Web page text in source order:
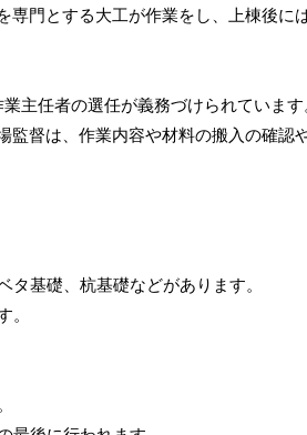
専門とする大工が作業をし、上棟後に
主任者の選任が義務づけられていま
監督は、作業内容や材料の搬入の確認
基礎、杭基礎などがあります。
。